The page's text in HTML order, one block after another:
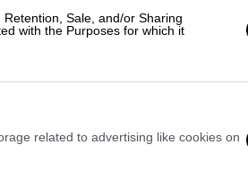
Sale, and/or Sharing
with the Purposes for which it
related to advertising like cookies on
της πρώτης ημέρας,
των Προέδρων
του απαιτούμενου
ελέγχου οδήγησε,